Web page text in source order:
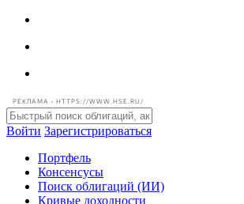
РЕКЛАМА • HTTPS://WWW.HSE.RU/
Войти Зарегистрироваться